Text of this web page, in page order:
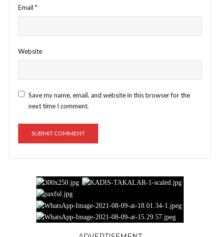
Email *
Website
Save my name, email, and website in this browser for the
next time I comment.